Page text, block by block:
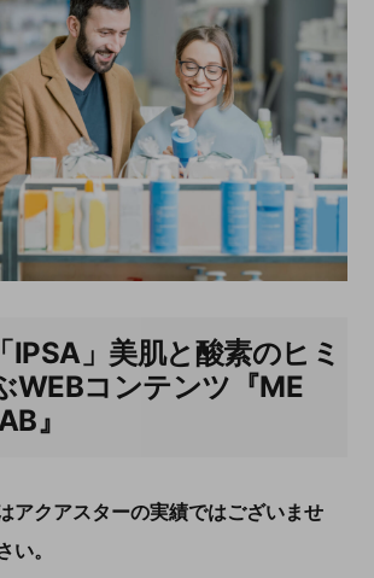
IPSA」美肌と酸素のヒミ
WEBコンテンツ『ME
』
アクアスターの実績ではございませ
い。